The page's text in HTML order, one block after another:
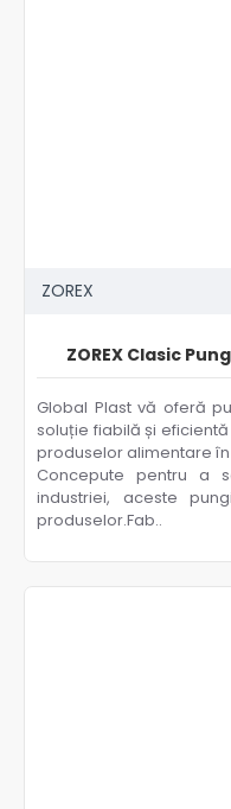
ZOREX
ZOREX Clasic
Global Plast vă oferă
soluție fiabilă și
produselor alimentare
Concepute pentru a
industriei, aceste
produselor.Fab..